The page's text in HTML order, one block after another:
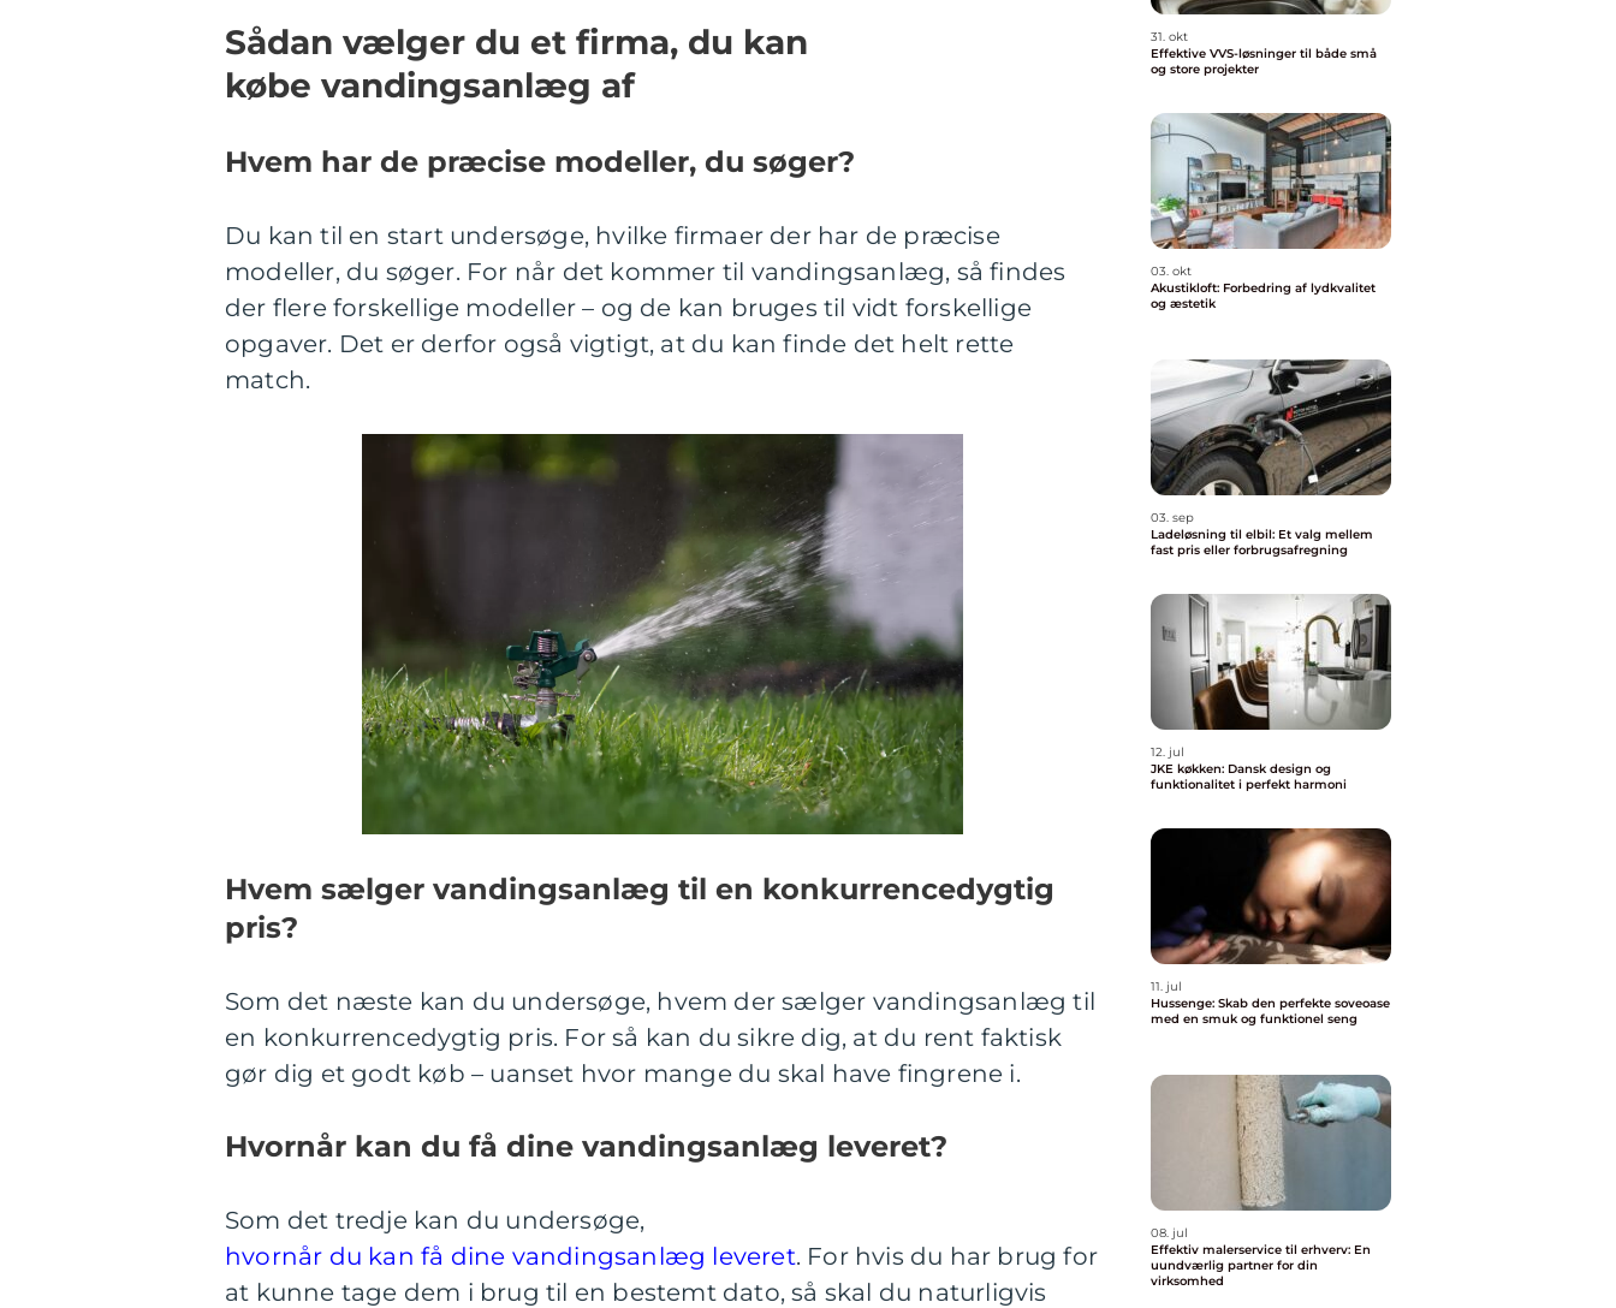
Sådan vælger du et firma, du kan
købe vandingsanlæg af
Hvem har de præcise modeller, du søger?
Du kan til en start undersøge, hvilke firmaer der har de præcise
modeller, du søger. For når det kommer til vandingsanlæg, så findes
der flere forskellige modeller – og de kan bruges til vidt forskellige
opgaver. Det er derfor også vigtigt, at du kan finde det helt rette
match.
Hvem sælger vandingsanlæg til en konkurrencedygtig
pris?
Som det næste kan du undersøge, hvem der sælger vandingsanlæg til
en konkurrencedygtig pris. For så kan du sikre dig, at du rent faktisk
gør dig et godt køb – uanset hvor mange du skal have fingrene i.
Hvornår kan du få dine vandingsanlæg leveret?
Som det tredje kan du undersøge,
hvornår du kan få dine vandingsanlæg leveret. For hvis du har brug for
at kunne tage dem i brug til en bestemt dato, så skal du naturligvis
31. okt
Effektive VVS-løsninger til både små
og store projekter
03. okt
Akustikloft: Forbedring af lydkvalitet
og æstetik
03. sep
Ladeløsning til elbil: Et valg mellem
fast pris eller forbrugsafregning
12. jul
JKE køkken: Dansk design og
funktionalitet i perfekt harmoni
11. jul
Hussenge: Skab den perfekte soveoase
med en smuk og funktionel seng
08. jul
Effektiv malerservice til erhverv: En
uundværlig partner for din
virksomhed